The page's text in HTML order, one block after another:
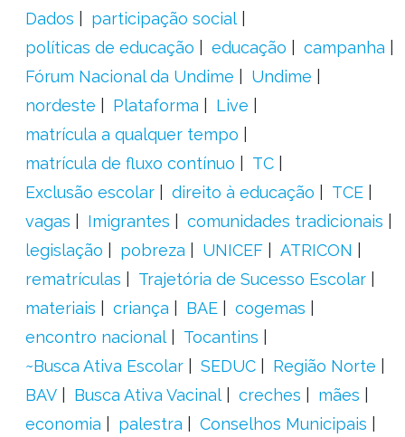
Dados
participação social
políticas de educação
educação
campanha
Fórum Nacional da Undime
Undime
nordeste
Plataforma
Live
matrícula a qualquer tempo
matrícula de fluxo contínuo
TC
Exclusão escolar
direito à educação
TCE
vagas
Imigrantes
comunidades tradicionais
legislação
pobreza UNICEF
ATRICON
rematrículas
Trajetória de Sucesso Escolar
materiais
criança BAE
cogemas
encontro nacional
Tocantins
~Busca Ativa Escolar
SEDUC
Região Norte
BAV
Busca Ativa Vacinal creches
mães
economia
palestra
Conselhos Municipais